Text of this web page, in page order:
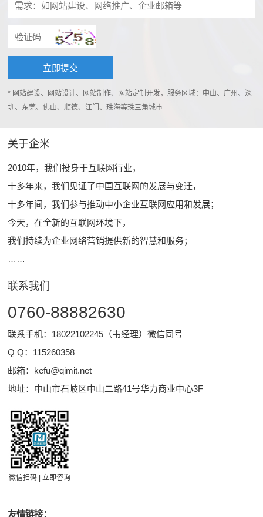
* 网站建设、网站设计、网站制作、网站定制开发，服务区域：中山、广州、深
圳、东莞、佛山、顺德、江门、珠海等珠三角城市
关于企米
2010年，我们投身于互联网行业，
十多年来，我们见证了中国互联网的发展与变迁，
十多年间，我们参与推动中小企业互联网应用和发展；
今天，在全新的互联网环境下，
我们持续为企业网络营销提供新的智慧和服务；
……
联系我们
0760-88882630
联系手机：18022102245（韦经理）微信同号
Q Q： 115260358
邮箱： kefu@qimit.net
地址：中山市石岐区中山二路41号华力商业中心3F
微信扫码 | 立即咨询
友情链接：